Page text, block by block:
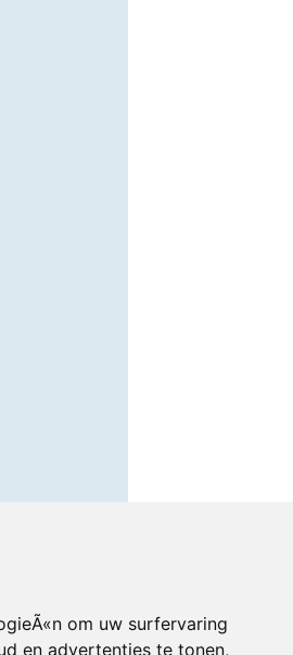
om uw surfervaring
en advertenties te tonen,